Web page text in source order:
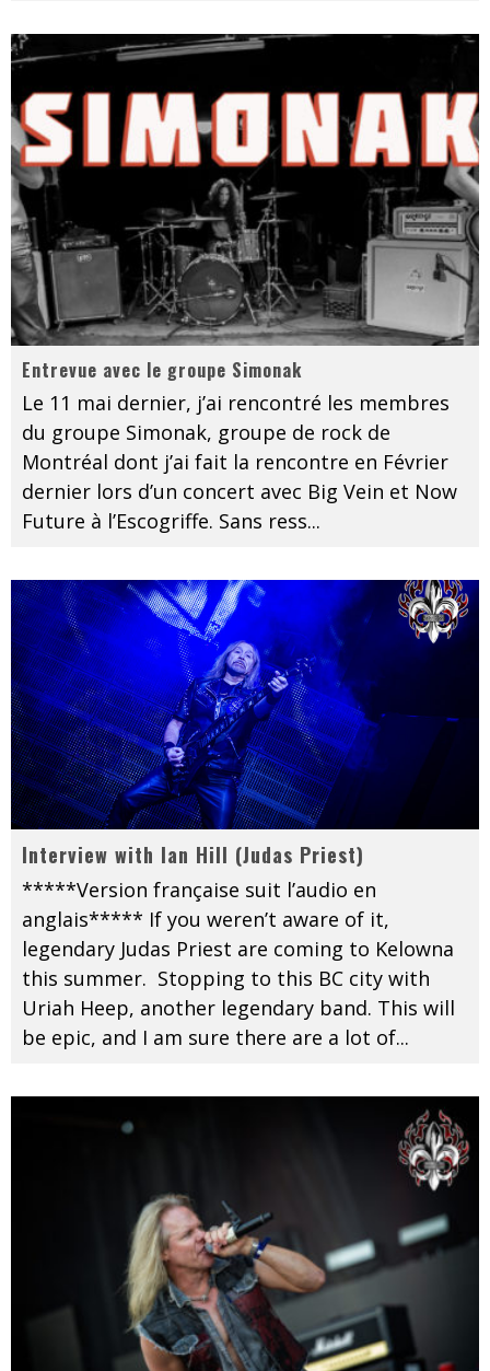
Entrevue avec le groupe Simonak
Le 11 mai dernier, j’ai rencontré les membres
du groupe Simonak, groupe de rock de
Montréal dont j’ai fait la rencontre en Février
dernier lors d’un concert avec Big Vein et Now
Future à l’Escogriffe. Sans ress...
Interview with Ian Hill (Judas Priest)
*****Version française suit l’audio en
anglais***** If you weren’t aware of it,
legendary Judas Priest are coming to Kelowna
this summer. Stopping to this BC city with
Uriah Heep, another legendary band. This will
be epic, and I am sure there are a lot of...